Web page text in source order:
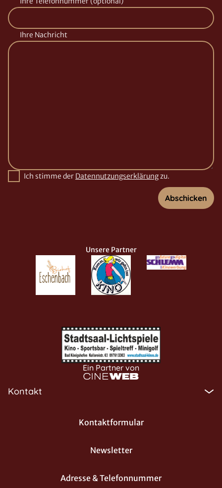
Ihre Nachricht
Ich stimme der Datennutzungserklärungzu.
Abschicken
Unsere Partner
Ein Partner von
Kontakt
Kontaktformular
Newsletter
Adresse & Telefonnummer